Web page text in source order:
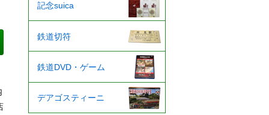
記念suica
鉄道切符
鉄道DVD・ゲーム
デアゴスティーニ